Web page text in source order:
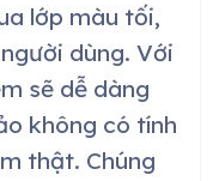
lớp màu tối,
dùng. Với
sẽ dễ dàng
không có tính
thật. Chúng